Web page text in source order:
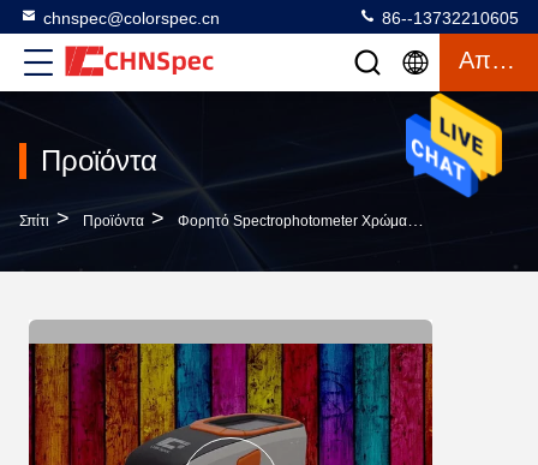
chnspec@colorspec.cn 86--13732210605
Απόσπασμα
Προϊόντα
Σπίτι > Προϊόντα > Φορητό Spectrophotometer Χρώματος